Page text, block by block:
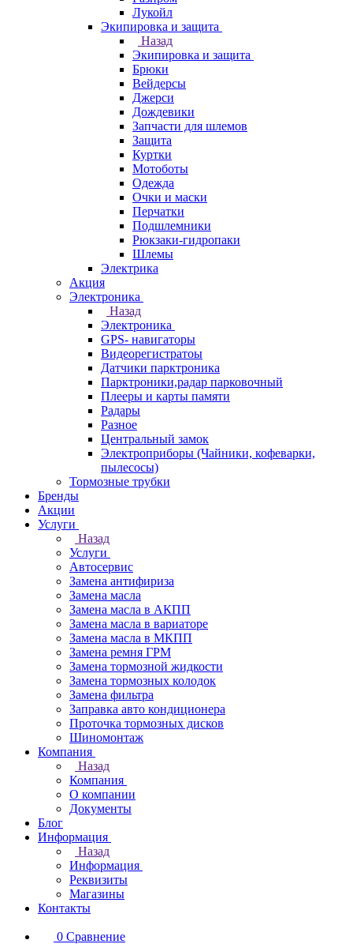
Лукойл
Экипировка и защита
Назад
Экипировка и защита
Брюки
Вейдерсы
Джерси
Дождевики
Запчасти для шлемов
Защита
Куртки
Мотоботы
Одежда
Очки и маски
Перчатки
Подшлемники
Рюкзаки-гидропаки
Шлемы
Электрика
Акция
Электроника
Назад
Электроника
GPS- навигаторы
Видеорегистратоы
Датчики парктроника
Парктроники,радар парковочный
Плееры и карты памяти
Радары
Разное
Центральный замок
Электроприборы (Чайники, кофеварки,
пылесосы)
Тормозные трубки
Бренды
Акции
Услуги
Назад
Услуги
Автосервис
Замена антифириза
Замена масла
Замена масла в АКПП
Замена масла в вариаторе
Замена масла в МКПП
Замена ремня ГРМ
Замена тормозной жидкости
Замена тормозных колодок
Замена фильтра
Заправка авто кондиционера
Проточка тормозных дисков
Шиномонтаж
Компания
Назад
Компания
О компании
Документы
Блог
Информация
Назад
Информация
Реквизиты
Магазины
Контакты
0 Сравнение